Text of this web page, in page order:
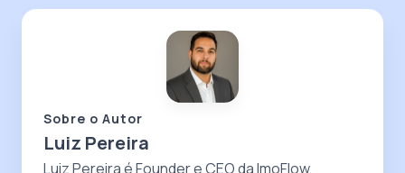
Sobre o Autor
Luiz Pereira
Luiz Pereira é Founder e CEO da ImoFlow,